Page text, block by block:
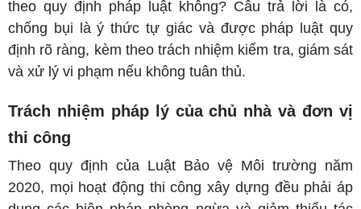
theo quy định pháp luật không? Câu trả lời là có,
chống bụi là ý thức tự giác và được pháp luật quy
định rõ ràng, kèm theo trách nhiệm kiểm tra, giám sát
và xử lý vi phạm nếu không tuân thủ.
Trách nhiệm pháp lý của chủ nhà và đơn vị
thi công
Theo quy định của Luật Bảo vệ Môi trường năm
2020, mọi hoạt động thi công xây dựng đều phải áp